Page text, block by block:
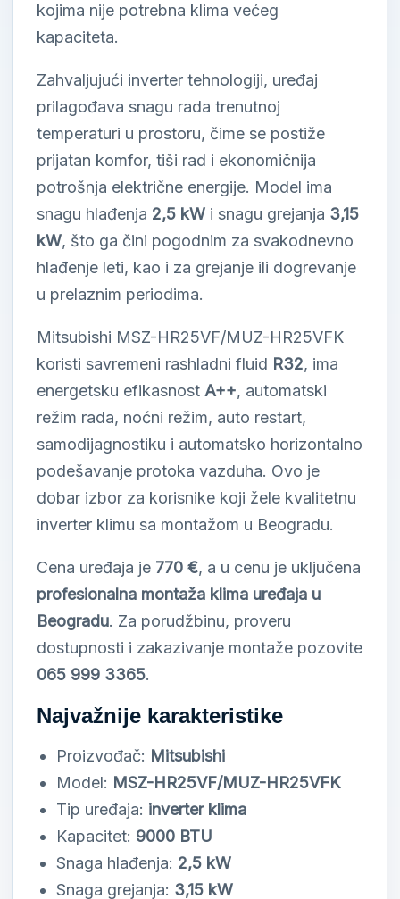
kojima nije potrebna klima većeg
kapaciteta.
Zahvaljujući inverter tehnologiji, uređaj
prilagođava snagu rada trenutnoj
temperaturi u prostoru, čime se postiže
prijatan komfor, tiši rad i ekonomičnija
potrošnja električne energije. Model ima
snagu hlađenja 2,5 kW i snagu grejanja 3,15
kW, što ga čini pogodnim za svakodnevno
hlađenje leti, kao i za grejanje ili dogrevanje
u prelaznim periodima.
Mitsubishi MSZ-HR25VF/MUZ-HR25VFK
koristi savremeni rashladni fluid R32, ima
energetsku efikasnost A++, automatski
režim rada, noćni režim, auto restart,
samodijagnostiku i automatsko horizontalno
podešavanje protoka vazduha. Ovo je
dobar izbor za korisnike koji žele kvalitetnu
inverter klimu sa montažom u Beogradu.
Cena uređaja je 770 €, a u cenu je uključena
profesionalna montaža klima uređaja u
Beogradu. Za porudžbinu, proveru
dostupnosti i zakazivanje montaže pozovite
065 999 3365.
Najvažnije karakteristike
Proizvođač: Mitsubishi
Model: MSZ-HR25VF/MUZ-HR25VFK
Tip uređaja: inverter klima
Kapacitet: 9000 BTU
Snaga hlađenja: 2,5 kW
Snaga grejanja: 3,15 kW